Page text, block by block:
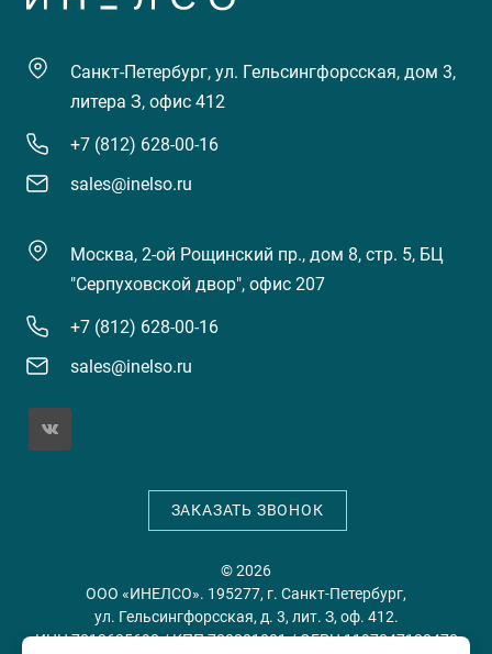
Санкт-Петербург, ул. Гельсингфорсская, дом 3,
литера З, офис 412
+7 (812) 628-00-16
sales@inelso.ru
Москва, 2-ой Рощинский пр., дом 8, стр. 5, БЦ
"Серпуховской двор", офис 207
+7 (812) 628-00-16
sales@inelso.ru
ЗАКАЗАТЬ ЗВОНОК
© 2026
ООО «ИНЕЛСО». 195277, г. Санкт-Петербург,
ул. Гельсингфорсская, д. 3, лит. З, оф. 412.
ИНН 7813635698 / КПП 780201001 / ОГРН 1197847128478